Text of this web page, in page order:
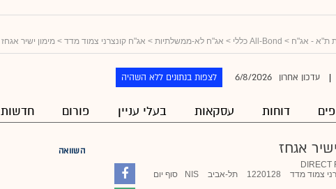
ת"א - אג"ח > All-Bond כללי > אג"ח לא-ממשלתיות > אג"ח קונצרני צמוד מדד > מימון ישיר אגחז
עדכון אחרון 6/8/2026 לצפות בנתונים ללא השהיה
דוחות עסקאות בעלי עניין פורום חדשות
אגחז
DIRECT
צמוד מדד
1220128 תל-אביב NIS סוף יום
השוואה